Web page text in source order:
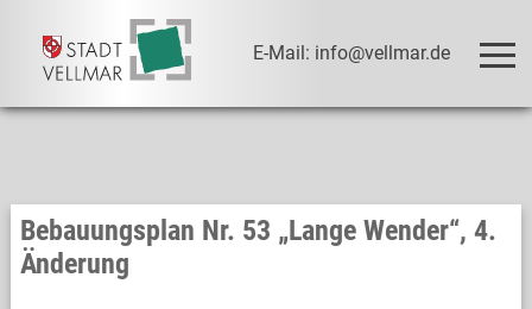
E-Mail: info@vellmar.de
Bebauungsplan Nr. 53 „Lange Wender“, 4.
Änderung